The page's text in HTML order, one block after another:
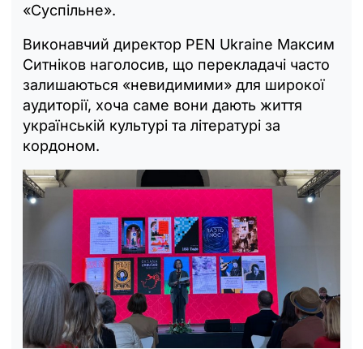
«Суспільне».
Виконавчий директор PEN Ukraine Максим
Ситніков наголосив, що перекладачі часто
залишаються «невидимими» для широкої
аудиторії, хоча саме вони дають життя
українській культурі та літературі за
кордоном.